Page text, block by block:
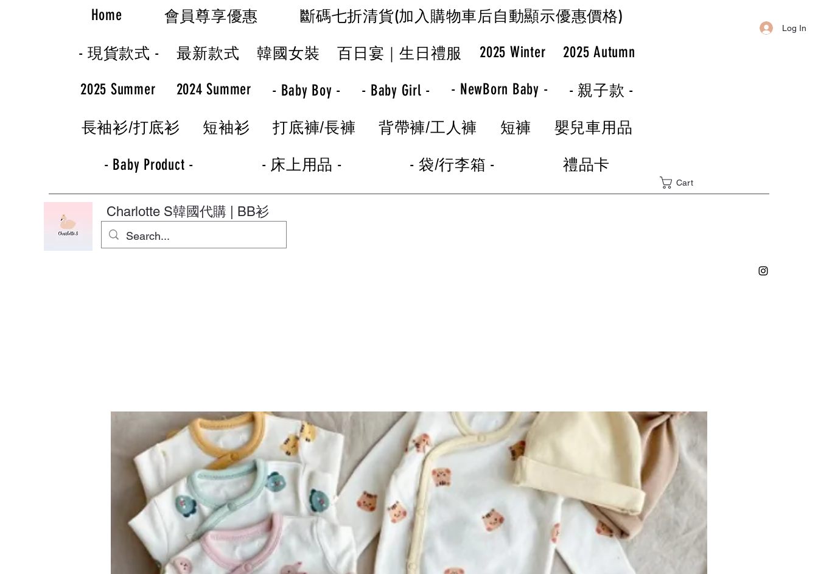
Log In
Home 會員尊享優惠 斷碼七折清貨(加入購物車后自動顯示優惠價格)
- 現貨款式 - 最新款式 韓國女裝 百日宴｜生日禮服 2025 Winter 2025 Autumn
2025 Summer 2024 Summer - Baby Boy - - Baby Girl - - NewBorn Baby - - 親子款 -
長袖衫/打底衫 短袖衫 打底褲/長褲 背帶褲/工人褲 短褲 嬰兒車用品
- Baby Product - - 床上用品 - - 袋/行李箱 - 禮品卡
Cart
Charlotte S韓國代購 | BB衫